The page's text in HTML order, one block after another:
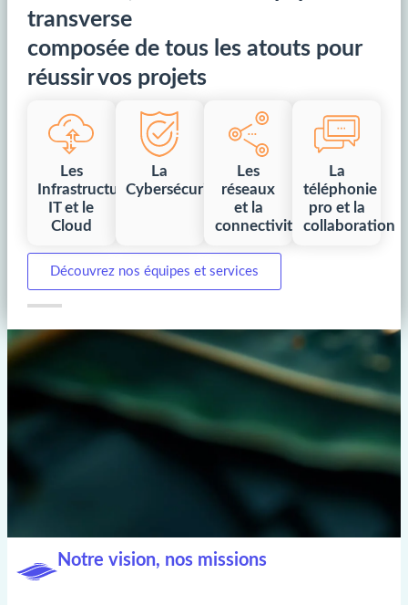
transverse
composée de tous les atouts pour
réussir vos projets
Les
Infrastructures
IT et le
Cloud
La
Cybersécurité
Les
réseaux
et la
connectivité
La
téléphonie
pro et la
collaboration
Découvrez nos équipes et services
Notre vision, nos missions